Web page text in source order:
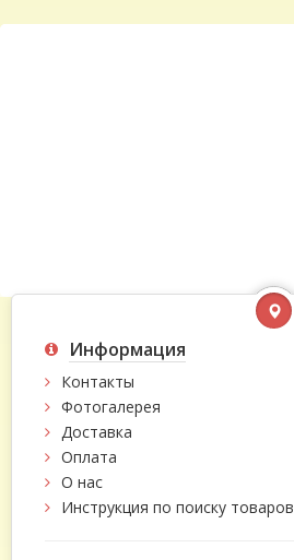
Информация
Контакты
Фотогалерея
Доставка
Оплата
О нас
Инструкция по поиску товаров